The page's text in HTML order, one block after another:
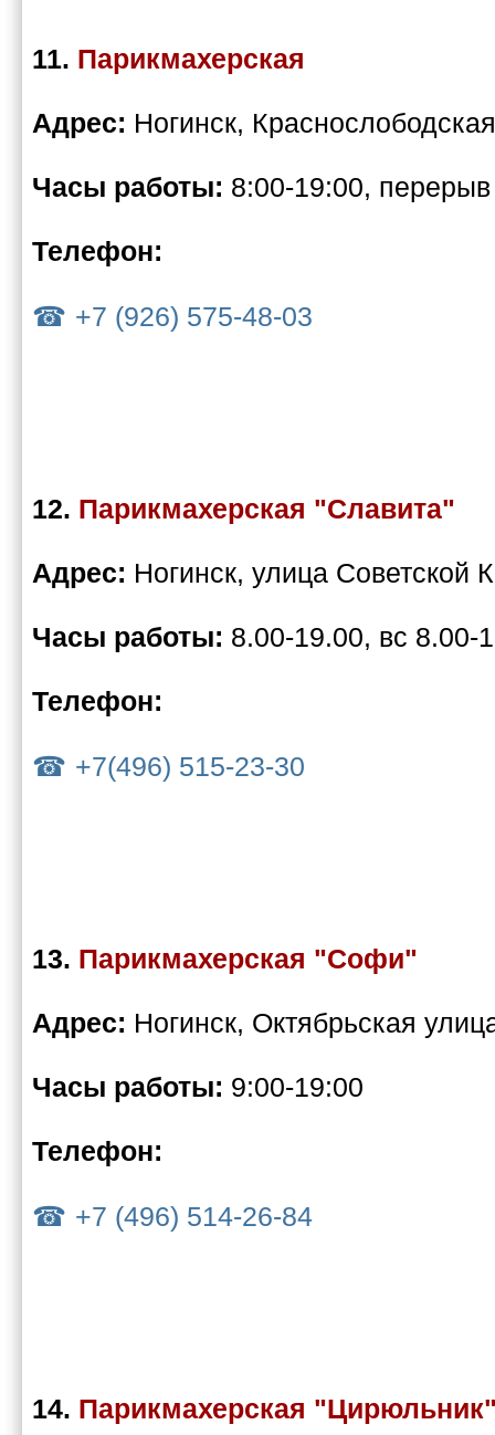
11. Парикмахерская
Адрес: Ногинск,
Часы работы: 8:00-19:00,
Телефон:
+7 (926) 575-48-03
12. Парикмахерская "Славита"
Адрес: Ногинск, улица Советской
Часы работы: 8.00-19.00, вс 8.00-
Телефон:
+7(496) 515-23-30
13. Парикмахерская "Софи"
Адрес: Ногинск, Октябрьская
Часы работы: 9:00-19:00
Телефон:
+7 (496) 514-26-84
14. Парикмахерская